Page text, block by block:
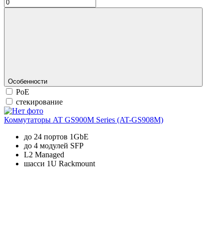
Особенности
PoE
стекирование
Коммутаторы AT GS900M Series (AT-GS908M)
до 24 портов 1GbE
до 4 модулей SFP
L2 Managed
шасси 1U Rackmount